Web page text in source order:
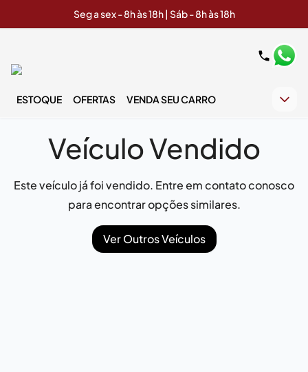
Seg a sex - 8h às 18h | Sáb - 8h às 18h
ESTOQUE OFERTAS VENDA SEU CARRO
Veículo Vendido
Este veículo já foi vendido. Entre em contato conosco
para encontrar opções similares.
Ver Outros Veículos